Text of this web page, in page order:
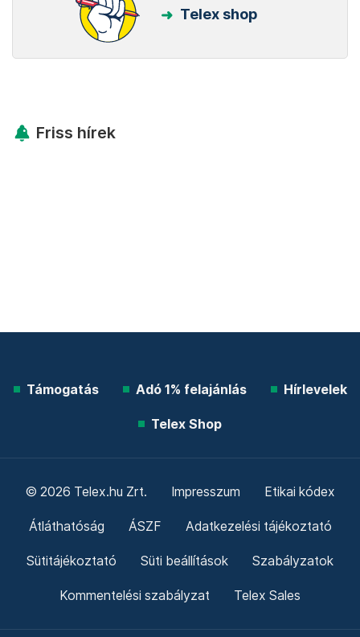
Telex shop
Friss hírek
Támogatás Adó 1% felajánlás Hírlevelek
Telex Shop
© 2026 Telex.hu Zrt. Impresszum Etikai kódex
Átláthatóság ÁSZF Adatkezelési tájékoztató
Sütitájékoztató Süti beállítások Szabályzatok
Kommentelési szabályzat Telex Sales